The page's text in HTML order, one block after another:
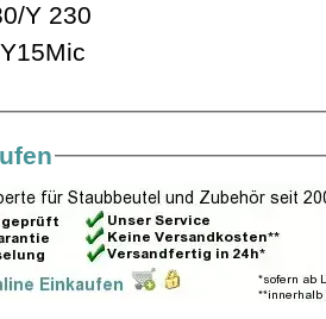
Y 230
Y15Mic